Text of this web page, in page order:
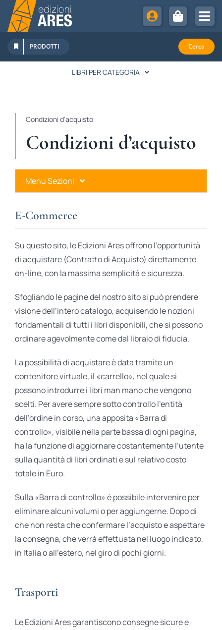
Salta
contenuto
Chi Siamo
Sostienici
Abbonamenti
Newsletter
Eventi
Rivista Studi Cattolici
PRODOTTI Cerca
LIBRI PER CATEGORIA
BIOGRAFIE
ATTUALITÀ
Condizioni d’acquisto
Condizioni d’acquisto
Menu Sezioni
Spedizioni e pagamenti
Contatti
E-Commerce
Su questo sito, le Edizioni Ares offrono l’opportunità
di acquistare (Contratto di Acquisto) direttamente
on-line, con la massima semplicità e sicurezza.
Sfogliando le pagine del nostro sito si può prendere
visione dell’intero catalogo, acquisendo le nozioni
fondamentali di tutti i libri disponibili, che si possono
ordinare agevolmente come dal libraio di fiducia.
La possibilità di acquistare è data tramite un
contenitore virtuale, il «carrello», nel quale si
possono introdurre i libri man mano che vengono
scelti. Per avere sempre sotto controllo l’entità
dell’ordine in corso, una apposita «Barra di
controllo», visibile nella parte bassa di ogni pagina,
ha la funzione di aggiornare costantemente l’utente
sulla quantità di libri ordinati e sul relativo costo
totale in Euro.
Sulla «Barra di controllo» è possibile intervenire per
eliminare alcuni volumi o per aggiungerne. Dopo di
che non resta che confermare l’acquisto e aspettare
la consegna, che verrà effettuata nel luogo indicato,
in Italia o all’estero, nel giro di pochi giorni.
Trasporti
Le Edizioni Ares garantiscono consegne sicure e